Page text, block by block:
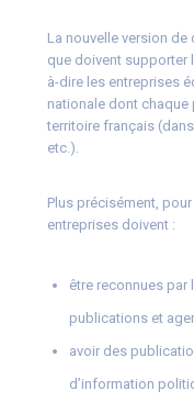
La nouvelle version
que doivent supporter
à-dire les entreprises
nationale dont chaque
territoire français
etc.).
Plus précisément,
entreprises doivent :
être reconnues par
publications et
avoir des
d’information